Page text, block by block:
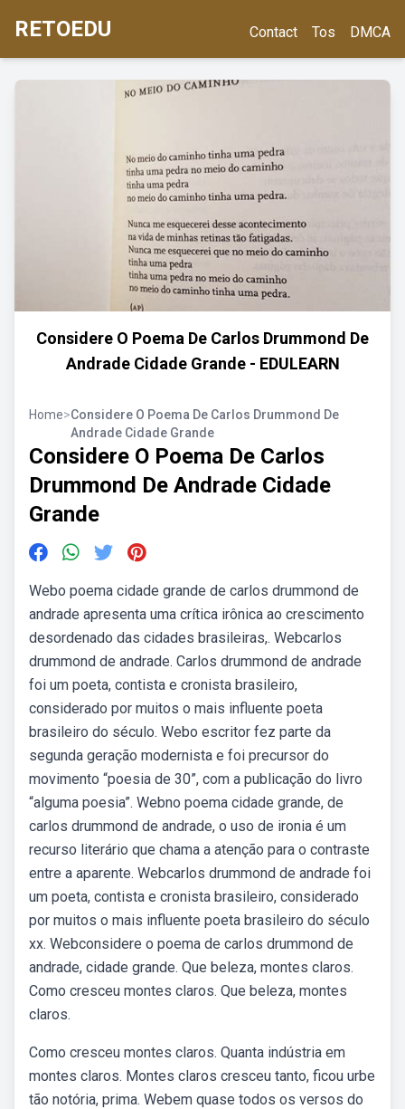
RETOEDU Contact Tos DMCA
Considere O Poema De Carlos Drummond De
Andrade Cidade Grande - EDULEARN
Home>Considere O Poema De Carlos Drummond De
Andrade Cidade Grande
Considere O Poema De Carlos
Drummond De Andrade Cidade
Grande
Webo poema cidade grande de carlos drummond de
andrade apresenta uma crítica irônica ao crescimento
desordenado das cidades brasileiras,. Webcarlos
drummond de andrade. Carlos drummond de andrade
foi um poeta, contista e cronista brasileiro,
considerado por muitos o mais influente poeta
brasileiro do século. Webo escritor fez parte da
segunda geração modernista e foi precursor do
movimento “poesia de 30”, com a publicação do livro
“alguma poesia”. Webno poema cidade grande, de
carlos drummond de andrade, o uso de ironia é um
recurso literário que chama a atenção para o contraste
entre a aparente. Webcarlos drummond de andrade foi
um poeta, contista e cronista brasileiro, considerado
por muitos o mais influente poeta brasileiro do século
xx. Webconsidere o poema de carlos drummond de
andrade, cidade grande. Que beleza, montes claros.
Como cresceu montes claros. Que beleza, montes
claros.
Como cresceu montes claros. Quanta indústria em
montes claros. Montes claros cresceu tanto, ficou urbe
tão notória, prima. Webem quase todos os versos do